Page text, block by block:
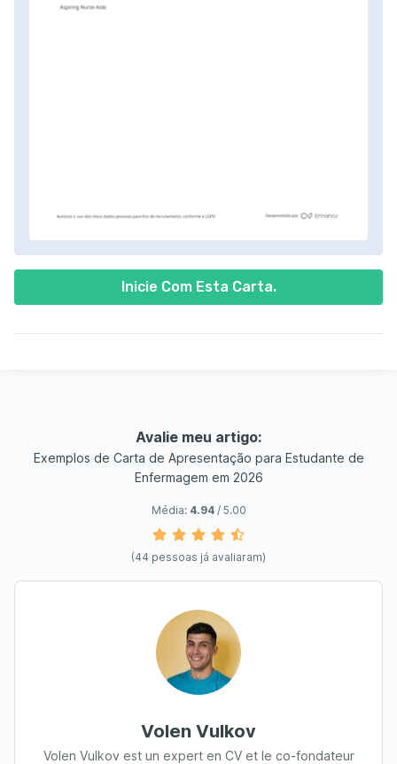
Inicie Com Esta Carta.
Avalie meu artigo:
Exemplos de Carta de Apresentação para Estudante de
Enfermagem em 2026
Média: 4.94/ 5.00
(44 pessoas já avaliaram)
Volen Vulkov
Volen Vulkov est un expert en CV et le co-fondateur